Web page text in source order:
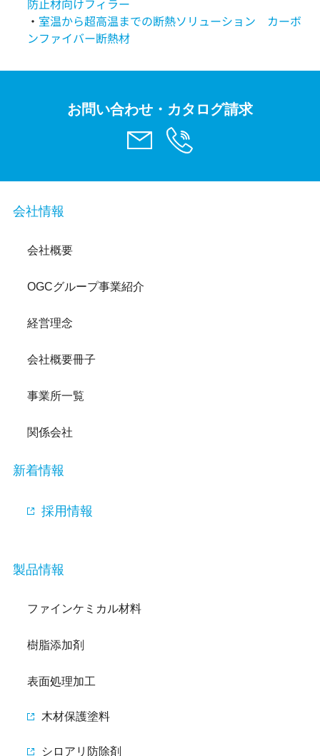
防止材向けフィラー
・ 室温から超高温までの断熱ソリューション カーボ
ンファイバー断熱材
お問い合わせ・カタログ請求
会社情報
会社概要
OGCグループ事業紹介
経営理念
会社概要冊子
事業所一覧
関係会社
新着情報
採用情報
製品情報
ファインケミカル材料
樹脂添加剤
表面処理加工
木材保護塗料
シロアリ防除剤